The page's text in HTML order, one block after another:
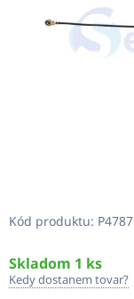
Kód produktu: P4787
Skladom 1 ks
Kedy dostanem tovar?